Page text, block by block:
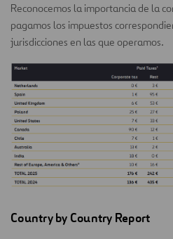
Reconocemos la importancia de la
pagamos los impuestos
jurisdicciones en las que operamos.
Country by Country Report